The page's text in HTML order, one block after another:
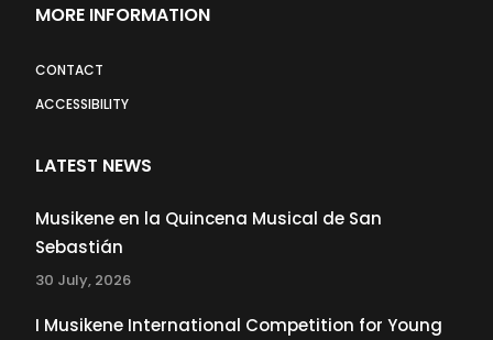
MORE INFORMATION
CONTACT
ACCESSIBILITY
LATEST NEWS
Musikene en la Quincena Musical de San
Sebastián
30 July, 2026
I Musikene International Competition for Young